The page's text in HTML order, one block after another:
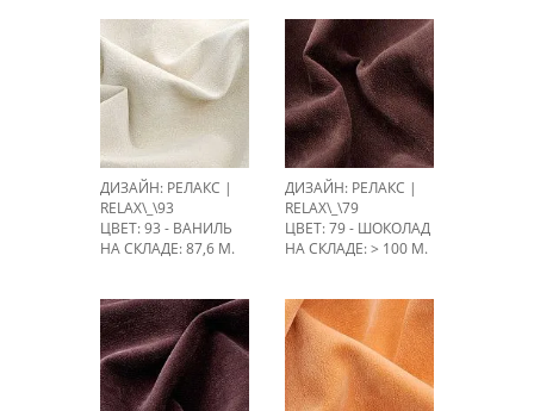
ДИЗАЙН: РЕЛАКС |
RELAX\_\93
ЦВЕТ: 93 - ВАНИЛЬ
НА СКЛАДЕ: 87,6 М.
ДИЗАЙН: РЕЛАКС |
RELAX\_\79
ЦВЕТ: 79 - ШОКОЛАД
НА СКЛАДЕ: > 100 М.